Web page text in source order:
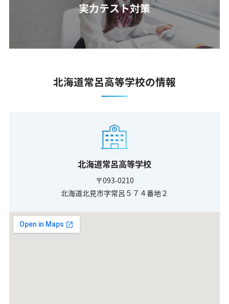
実力テスト対策
北海道常呂高等学校の情報
北海道常呂高等学校
〒093-0210
北海道北見市字常呂５７４番地２